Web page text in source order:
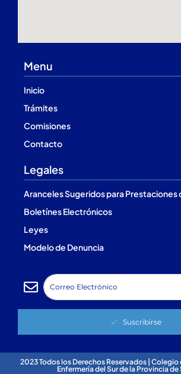
Menu
Inicio
Trámites
Comisiones
Contacto
Legales
Aranceles Sugeridos para Prestaciones
Boletínes Electrónicos
Leyes
Modelo de Denuncia
Suscribirse
2023 Todos los Derechos Reservados | Colegio
Enfermería del Sur de la Provincia de